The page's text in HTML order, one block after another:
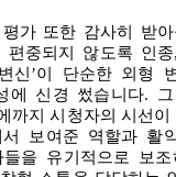
가 또한 감사히 받
중되지 않도록 인종
변신 ’이 단순한 외형
에 신경 썼습니다.
까지 시청자의 시선
보여준 역할과 활
들을 유기적으로 보